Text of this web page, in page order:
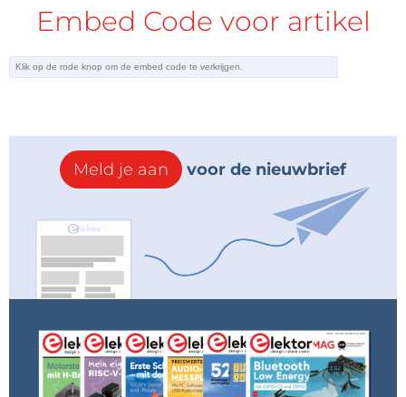
Embed Code voor artikel
Meld je aan voor de nieuwbrief